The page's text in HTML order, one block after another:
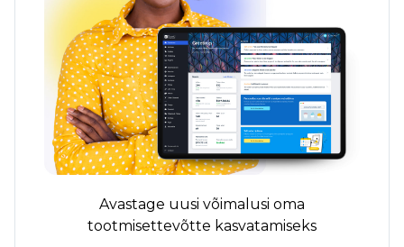
Avastage uusi võimalusi oma
tootmisettevõtte kasvatamiseks